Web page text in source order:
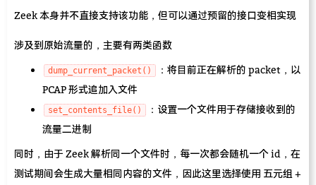
Zeek 本身并不直接支持该功能，但可以通过预留的接口变相实现
涉及到原始流量的，主要有两类函数
dump_current_packet()
：将目前正在解析的 packet，以
PCAP 形式追加入文件
set_contents_file()
：设置一个文件用于存储接收到的
流量二进制
同时，由于 Zeek 解析同一个文件时，每一次都会随机一个 id，在
测试期间会生成大量相同内容的文件，因此这里选择使用 五元组 +